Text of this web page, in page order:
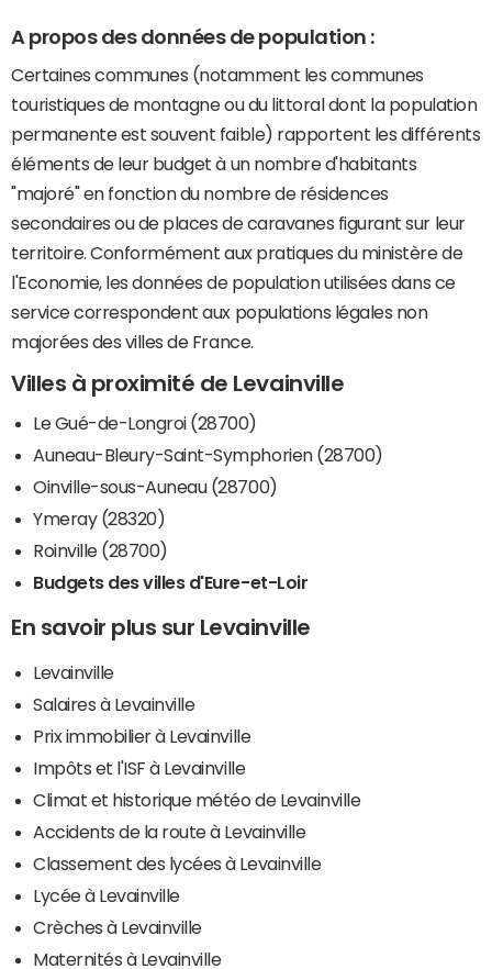
A propos des données de population :
Certaines communes (notamment les communes
touristiques de montagne ou du littoral dont la population
permanente est souvent faible) rapportent les différents
éléments de leur budget à un nombre d'habitants
"majoré" en fonction du nombre de résidences
secondaires ou de places de caravanes figurant sur leur
territoire. Conformément aux pratiques du ministère de
l'Economie, les données de population utilisées dans ce
service correspondent aux populations légales non
majorées des villes de France.
Villes à proximité de Levainville
Le Gué-de-Longroi (28700)
Auneau-Bleury-Saint-Symphorien (28700)
Oinville-sous-Auneau (28700)
Ymeray (28320)
Roinville (28700)
Budgets des villes d'Eure-et-Loir
En savoir plus sur Levainville
Levainville
Salaires à Levainville
Prix immobilier à Levainville
Impôts et l'ISF à Levainville
Climat et historique météo de Levainville
Accidents de la route à Levainville
Classement des lycées à Levainville
Lycée à Levainville
Crèches à Levainville
Maternités à Levainville